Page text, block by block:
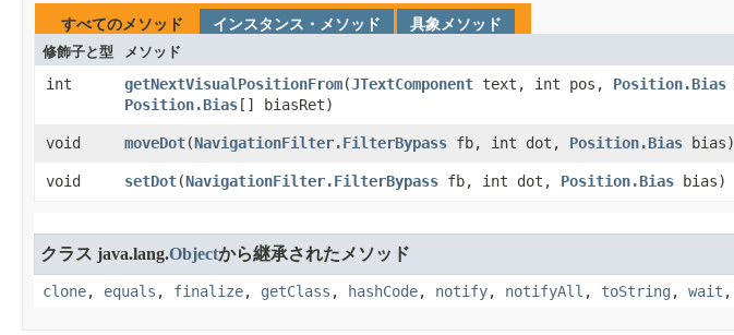
すべてのメソッド インスタンス・メソッド
具象メソッド
修飾子と型
メソッド
int getNextVisualPositionFrom​(JTextComponent text, int pos, Position.Bias
Position.Bias [] biasRet)
void moveDot​(NavigationFilter.FilterBypass fb, int dot, Position.Bias bias)
void setDot​(NavigationFilter.FilterBypass fb, int dot, Position.Bias bias)
クラス java.lang.Objectから継承されたメソッド
clone, equals , finalize, getClass , hashCode, notify, notifyAll , toString , wait ,